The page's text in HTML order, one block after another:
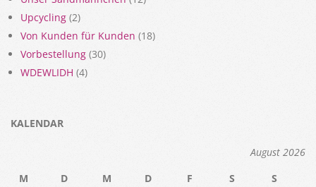
Upcycling (2)
Von Kunden für Kunden (18)
Vorbestellung (30)
WDEWLIDH (4)
KALENDAR
August 2026
M
D M D F S
S